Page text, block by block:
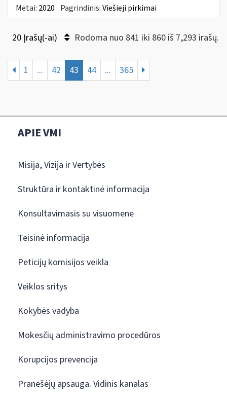
Metai: 2020 Pagrindinis:Viešieji pirkimai
20 Įrašų(-ai) Rodoma nuo 841 iki 860 iš 7,293 irašų.
1 ... 42 43 44 ... 365
APIE VMI
Misija, Vizija ir Vertybės
Struktūra ir kontaktinė informacija
Konsultavimasis su visuomene
Teisinė informacija
Peticijų komisijos veikla
Veiklos sritys
Kokybės vadyba
Mokesčių administravimo procedūros
Korupcijos prevencija
Pranešėjų apsauga. Vidinis kanalas